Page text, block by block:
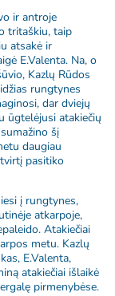
ir antroje
tritaškiu, taip
atsakė ir
E.Valenta. Na, o
Kazlų Rūdos
rungtynes
dar dviejų
ūgtelėjusi atakiečių
šį
daugiau
pasitiko
į rungtynes,
atkarpoje,
Atakiečiai
metu. Kazlų
E.Valenta,
atakiečiai išlaikė
pirmenybėse.